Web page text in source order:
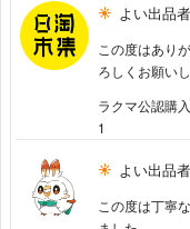
よい出品
この度はあり
ろしくお願いし
ラクマ公認購
1
よい出品
この度は丁寧